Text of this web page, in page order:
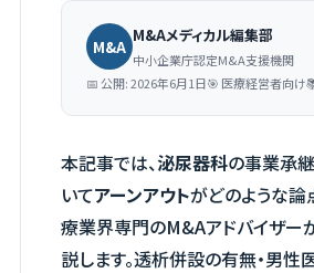
M&A
M&Aメディカル編集部
中小企業庁認定M&A支援機関
📅 公開: 2026年6月1日🎯 医療経営者向け
本記事では、泌尿器科の事業承
いてアーンアウトがどのような論
療業界専門のM&Aアドバイザー
説します。透析併設の有無・男性